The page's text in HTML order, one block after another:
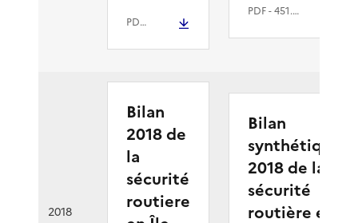
PDF- 4 Mio
PDF- 451.7 kio
2018
Bilan
2018 de
la
sécurité
routiere
Bilan
synthétique
2018 de la
sécurité
routière en